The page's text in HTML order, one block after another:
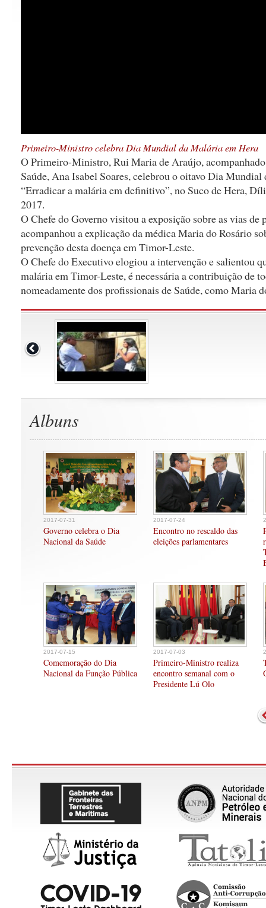
Primeiro-Ministro celebra Dia Mundial da Malária em Hera
O Primeiro-Ministro, Rui Maria de Araújo,
Saúde, Ana Isabel Soares, celebrou o oitavo Dia
“Erradicar a malária em definitivo”, no Suco de Hera,
2017.
O Chefe do Governo visitou a exposição sobre as vias de
acompanhou a explicação da médica Maria do Rosário
prevenção desta doença em Timor-Leste.
O Chefe do Executivo elogiou a intervenção e salientou
malária em Timor-Leste, é necessária a contribuição de
nomeadamente dos profissionais de Saúde, como Maria
Albuns
2017-07-31
Governo celebra o Dia
Nacional da Saúde
2017-07-24
Encontro no rescaldo das
eleições parlamentares
2017-07-15
Comemoração do Dia
Nacional da Função Pública
2017-07-03
Primeiro-Ministro realiza
encontro semanal com o
Presidente Lú Olo